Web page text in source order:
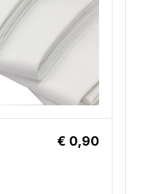
€ 0,90